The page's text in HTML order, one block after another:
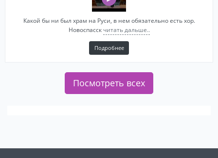
Какой бы ни был храм на Руси, в нем обязательно есть хор.
Новоспасск читать дальше..
Подробнее
Посмотреть всех